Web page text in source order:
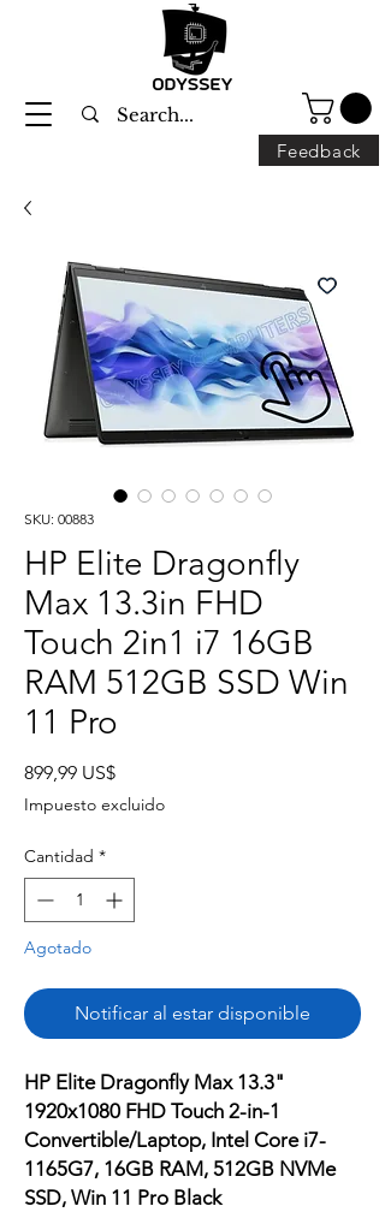
Feedback
SKU: 00883
HP Elite Dragonfly
Max 13.3in FHD
Touch 2in1 i7 16GB
RAM 512GB SSD Win
11 Pro
899,99 US$Precio
Impuesto excluido
Cantidad *
Agotado
Notificar al estar disponible
HP Elite Dragonfly Max 13.3"
1920x1080 FHD Touch 2-in-1
Convertible/Laptop, Intel Core i7-
1165G7, 16GB RAM, 512GB NVMe
SSD, Win 11 Pro Black